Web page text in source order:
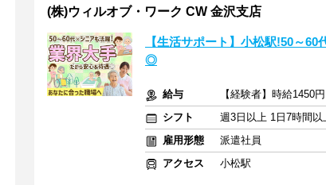
(株)ウィルオブ・ワーク CW 金沢支店
【生活サポート】小松駅!50～
◎
給与
【経験者】時給1450
シフト
週3日以上 1日7時間以
雇用形態
派遣社員
アクセス
小松駅